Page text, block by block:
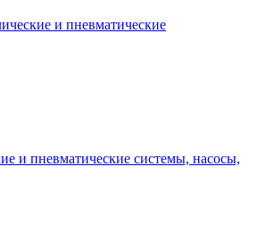
и пневматические
и пневматические системы, насосы,